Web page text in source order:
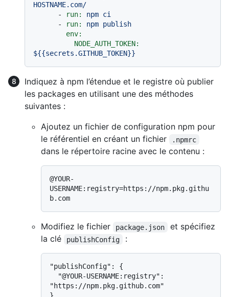
HOSTNAME.com/
-
run: npm ci
-
run: npm publish
env:
NODE_AUTH_TOKEN:
${{secrets.GITHUB_TOKEN}}
Indiquez à npm l’étendue et le registre où publier
les packages en utilisant une des méthodes
suivantes :
Ajoutez un fichier de configuration npm pour
le référentiel en créant un fichier
.npmrc
dans le répertoire racine avec le contenu :
@YOUR-
USERNAME:registry=https://npm.pkg.githu
Modifiez le fichier package.json
et spécifiez
la clé
publishConfig :
"publishConfig": {
"https://npm.pkg.github.com"